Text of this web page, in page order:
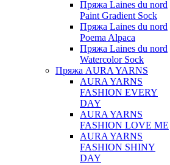
Пряжа Laines du nord
Paint Gradient Sock
Пряжа Laines du nord
Poema Alpaca
Пряжа Laines du nord
Watercolor Sock
Пряжа AURA YARNS
AURA YARNS
FASHION EVERY
DAY
AURA YARNS
FASHION LOVE ME
AURA YARNS
FASHION SHINY
DAY